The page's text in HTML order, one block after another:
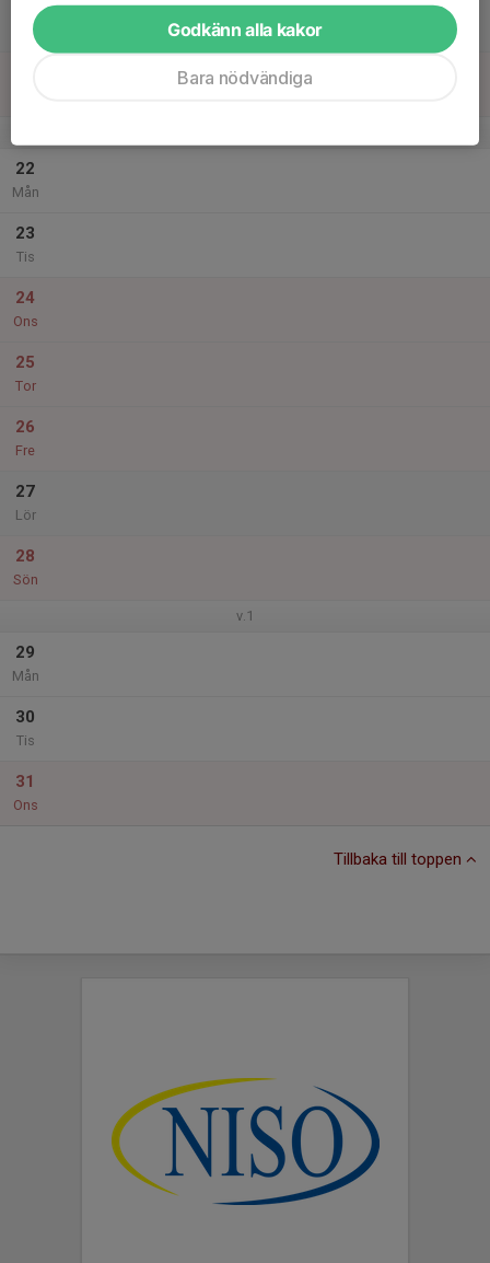
Lör
22
Mån
23
Tis
24
Ons
25
Tor
26
Fre
27
Lör
28
Sön
v.1
29
Mån
30
Tis
31
Ons
Tillbaka till toppen
Godkänn alla kakor
Bara nödvändiga